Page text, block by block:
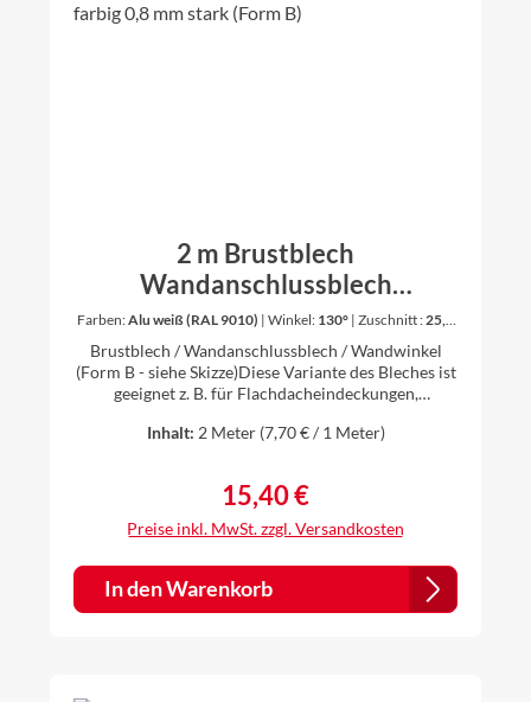
2 m Brustblech
Wandanschlussblech
Wandwinkel Winkel Dachblech
Aluminium farbig 0,8 mm stark
(Form B)
Farben:Alu weiß (RAL 9010) | Winkel: 130° | Zuschnitt :25,0
Brustblech / Wandanschlussblech / Wandwinkel
(Form B - siehe Skizze)Diese Variante des Bleches ist
geeignet z. B. für Flachdacheindeckungen,
Doppelmuldenfalzziegeln oder
(Innenwinkel)Material: Aluminium farbbeschichtet
0,8 mm stark - anthrazit (RAL 7016), oxidrot (RAL
3009), ziegelrot (RAL8004), weiß (RAL 9010), braun
(RAL 8014)einseitig farbig, farbige Seite innen
Zuschnitt: (Form B) a b c d 20,0 cm 10,0 cm 8,5 cm
Inhalt: 2 Meter (7,70 € / 1 Meter)
Regulärer Preis:
15,40 €
Preise inkl. MwSt. zzgl. Versandkosten
In den Warenkorb